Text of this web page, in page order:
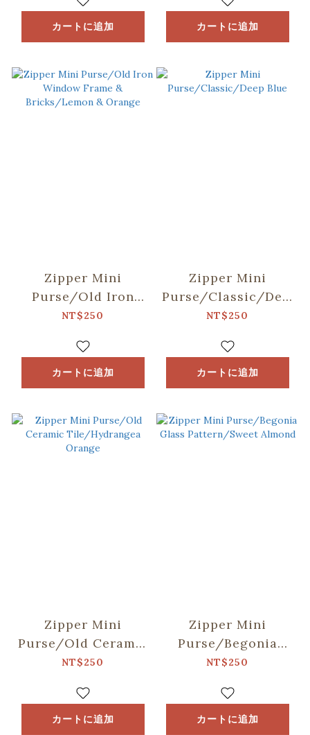
Blue
カートに追加 カートに追加
Zipper Mini
Purse/Old Iron
Window Frame &
Orange
NT$250
カートに追加
Zipper Mini
Purse/Classic/Deep
Blue
NT$250
カートに追加
Zipper Mini
Purse/Old Ceramic
Tile/Hydrangea
NT$250
カートに追加
Zipper Mini
Purse/Begonia
Glass
Almond
NT$250
カートに追加